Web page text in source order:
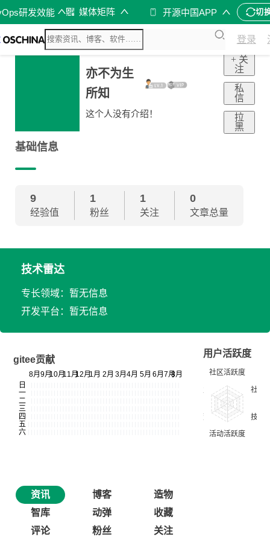
研发效能 媒体矩阵 开源中国APP 切
登录
亦不为生
所知
这个人没有介绍！
+ 关
注
私
信
拉
黑
基础信息
9
经验值
1
粉丝
1
关注
0
文章总量
技术雷达
专长领域：暂无信息
开发平台：暂无信息
gitee贡献
用户活跃度
资讯 博客
造物
智库
动弹
收藏
评论
粉丝 关注